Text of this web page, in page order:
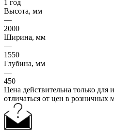
1 год
Высота, мм
—
2000
Ширина, мм
—
1550
Глубина, мм
—
450
Цена действительна только для
отличаться от цен в розничных